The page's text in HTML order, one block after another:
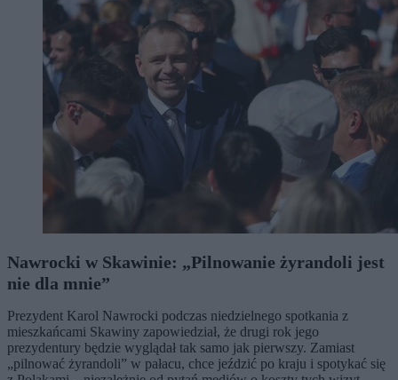
Nawrocki w Skawinie: „Pilnowanie żyrandoli jest
nie dla mnie”
Prezydent Karol Nawrocki podczas niedzielnego spotkania z
mieszkańcami Skawiny zapowiedział, że drugi rok jego
prezydentury będzie wyglądał tak samo jak pierwszy. Zamiast
„pilnować żyrandoli” w pałacu, chce jeździć po kraju i spotykać się